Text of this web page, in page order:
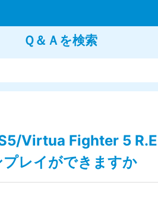
Ｑ＆Ａを検索
Virtua Fighter 5
プレイができますか